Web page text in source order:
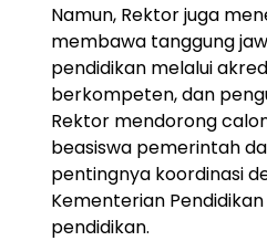
Namun, Rektor juga
membawa tanggung
pendidikan melalui
berkompeten, dan
Rektor mendorong
beasiswa pemerintah
pentingnya koordinasi
Kementerian
pendidikan.